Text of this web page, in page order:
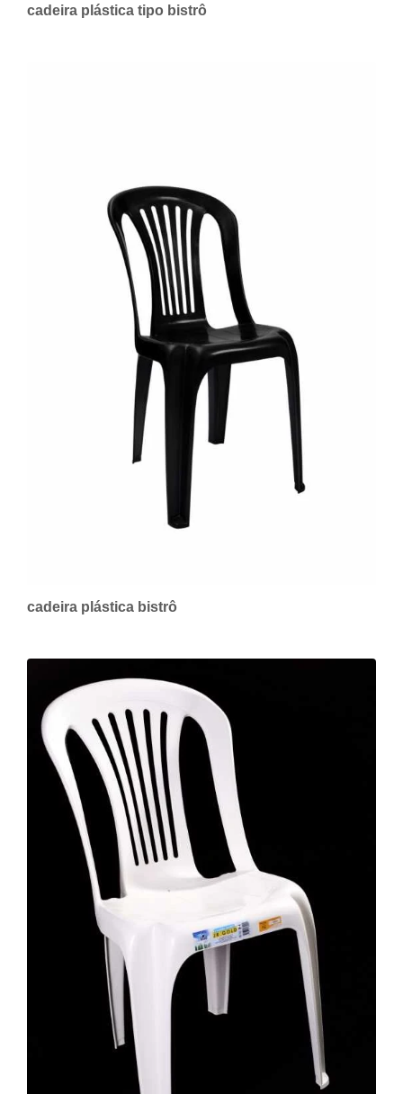
cadeira plástica tipo bistrô
cadeira plástica bistrô